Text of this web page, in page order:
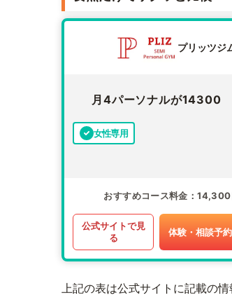
プリッツジ
月4パーソナルが14300
女性専用
おすすめコース料金 14,300
公式サイトで見
る
体験・相談予約
上記の表は公式サイトに記載の